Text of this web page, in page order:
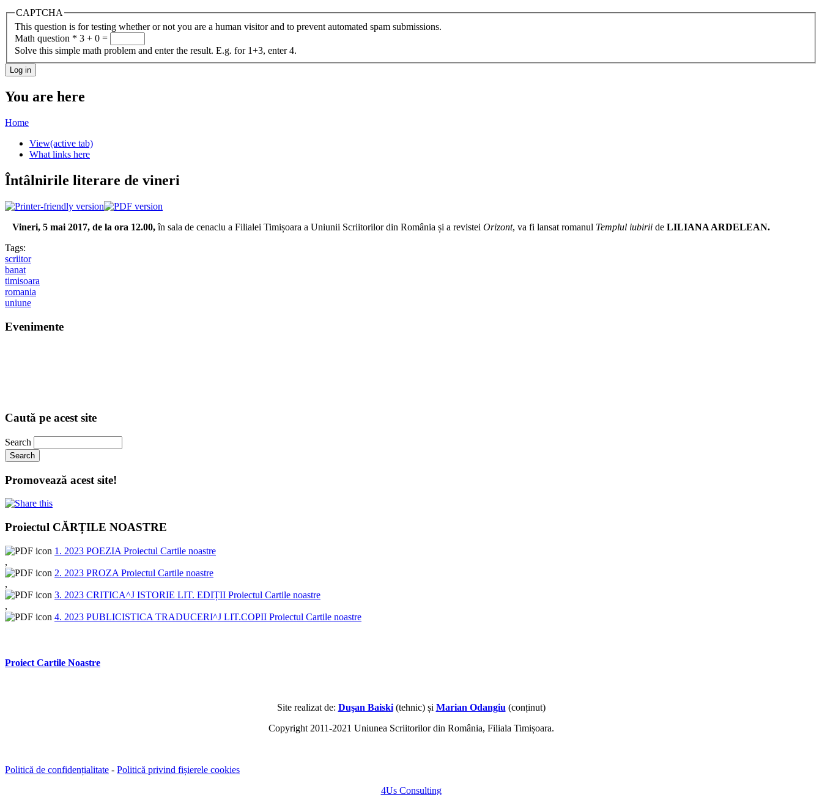
CAPTCHA
This question is for testing whether or not you are a human visitor and to prevent automated spam submissions.
Math question * 3 + 0 =
Solve this simple math problem and enter the result. E.g. for 1+3, enter 4.
You are here
Home
View(active tab)
What links here
Întâlnirile literare de vineri
Vineri, 5 mai 2017, de la ora 12.00,în sala de cenaclu a Filialei Timișoara a Uniunii Scriitorilor din România și a revistei Orizont, va fi lansat romanul Templul iubirii de LILIANA ARDELEAN.
Tags:
scriitor
banat
timisoara
romania
uniune
Evenimente
Caută pe acest site
Search
Promovează acest site!
Proiectul CĂRȚILE NOASTRE
1. 2023 POEZIA Proiectul Cartile noastre
,
2. 2023 PROZA Proiectul Cartile noastre
,
3. 2023 CRITICA^J ISTORIE LIT. EDIȚII Proiectul Cartile noastre
,
4. 2023 PUBLICISTICA TRADUCERI^J LIT.COPII Proiectul Cartile noastre
Proiect Cartile Noastre
Site realizat de: Duşan Baiski(tehnic) și Marian Odangiu (conținut)
Copyright 2011-2021 Uniunea Scriitorilor din România, Filiala Timișoara.
Politică de confidențialitate - Politică privind fișierele cookies
4Us Consulting